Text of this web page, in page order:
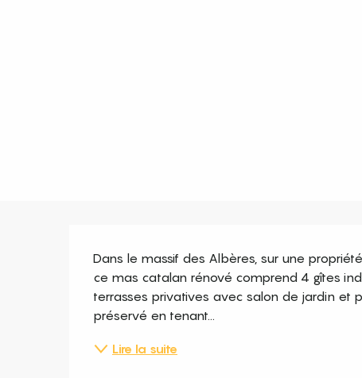
Description
Dans le massif des Albères, sur une
ce mas catalan rénové comprend 4 gîtes
terrasses privatives avec salon de jardin et
préservé en tenant...
Lire la suite